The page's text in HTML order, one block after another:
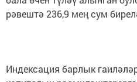
рәвештә 236,9 мең сум
Индексация барлык